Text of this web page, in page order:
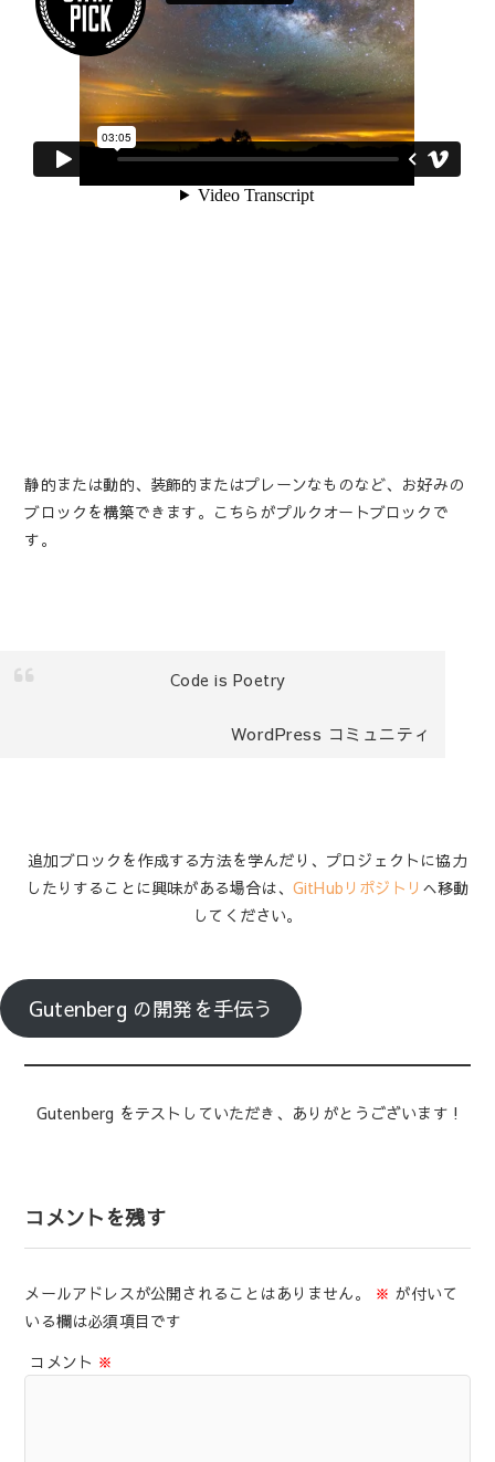
静的または動的、装飾的またはプレーンなものなど、お好みの
ブロックを構築できます。こちらがプルクオートブロックで
す。
Code is Poetry
WordPress コミュニティ
追加ブロックを作成する方法を学んだり、プロジェクトに協力
したりすることに興味がある場合は、 GitHubリポジトリ へ移動
してください。
Gutenberg の開発を手伝う
Gutenberg をテストしていただき、ありがとうございます !
コメントを残す
メールアドレスが公開されることはありません。 ※ が付いて
いる欄は必須項目です
コメント ※